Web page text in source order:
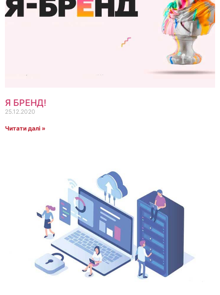
Я БРЕНД!
25.12.2020
Читати далі »